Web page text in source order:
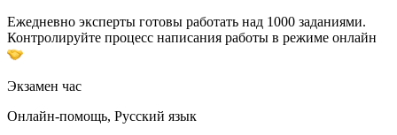
Ежедневно эксперты готовы работать над 1000 заданиями.
Контролируйте процесс написания работы в режиме онлайн
Экзамен час
Онлайн-помощь, Русский язык